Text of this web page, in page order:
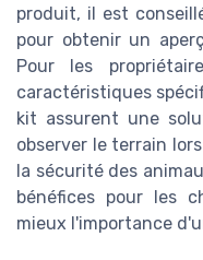
produit, il est
pour obtenir un
Pour les
caractéristiques
kit assurent une
observer le terrain
la sécurité des
bénéfices pour les
mieux l'importance